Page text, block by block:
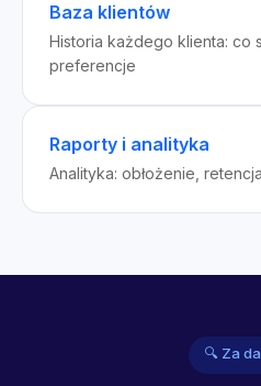
Baza klientów
Historia każdego klienta: co
preferencje
Raporty i analityka
Analityka: obłożenie,
🔍 Za